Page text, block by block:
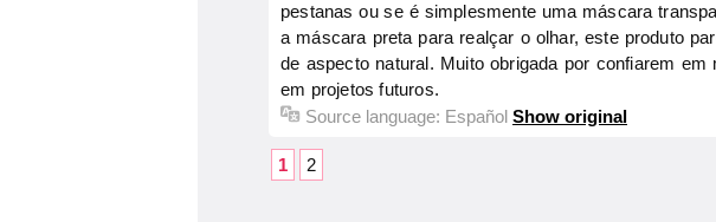
pestanas ou se é simplesmente uma máscara
a máscara preta para realçar o olhar, este produto
de aspecto natural. Muito obrigada por confiarem
em projetos futuros.
Source language: Español Show original
1 2